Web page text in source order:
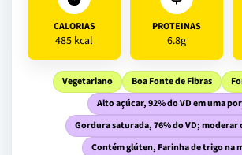
CALORIAS
485 kcal
PROTEINAS
6.8g
Vegetariano Boa Fonte de Fibras
Alto açúcar, 92% do VD em uma
Gordura saturada, 76% do VD; moderar
Contém glúten, Farinha de trigo na